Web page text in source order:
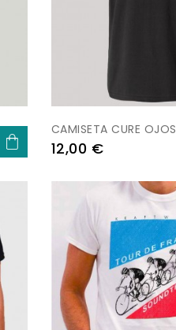
CAMISETA CURE OJOS
Preu
12,00 €